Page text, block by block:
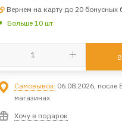
Вернем на карту до 20 бонусных
Больше 10 шт
Самовывоз: 06.08.2026, после
магазинах
Хочу в подарок